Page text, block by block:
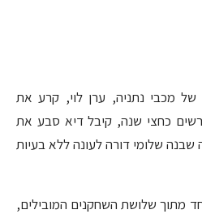
מכבי נתניה, ערן לוי, קרע את
כחצי שנה, קיבל דיא סבע את
שלומי דורה לעונה ללא בעיות
מתוך שלושת השחקנים המובילים,